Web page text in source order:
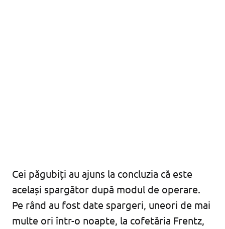
Cei păgubiți au ajuns la concluzia că este
același spargător după modul de operare.
Pe rând au fost date spargeri, uneori de mai
multe ori într-o noapte, la cofetăria Frentz,